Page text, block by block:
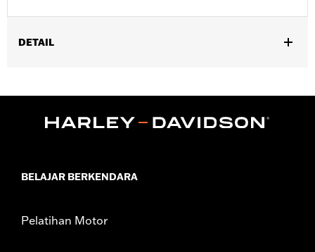
DETAIL
Volume:0.14 Ounce
BELAJAR BERKENDARA
Pelatihan Motor